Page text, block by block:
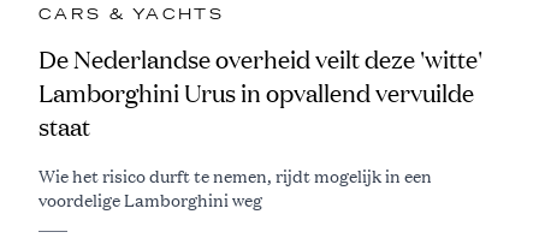
CARS & YACHTS
De Nederlandse overheid veilt deze 'witte'
Lamborghini Urus in opvallend vervuilde
staat
Wie het risico durft te nemen, rijdt mogelijk in een
voordelige Lamborghini weg